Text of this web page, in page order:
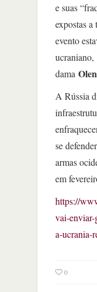
e suas
expostas
evento
ucraniano,
dama
A Rússia
se
armas
em
https://
vai-enviar-
a-ucrania-
0